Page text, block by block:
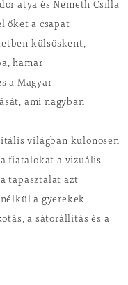
atya és Németh Csilla
őket a csapat
külsősként,
hamar
a Magyar
ami nagyban
világban különösen
a fiatalokat a vizuális
tapasztalat azt
a gyerekek
a sátorállítás és a